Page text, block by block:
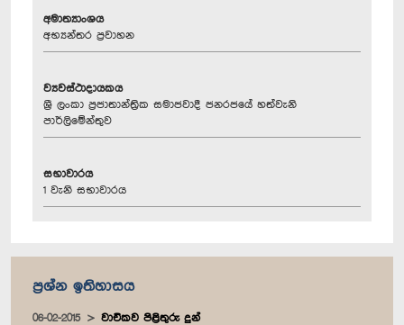
අමාත්‍යාංශය
අභ්‍යන්තර ප්‍රවාහන
ව්‍යවස්ථාදායකය
ශ්‍රී ලංකා ප්‍රජාතාන්ත්‍රික සමාජවාදී ජනරජයේ හත්වැනි
පාර්ලිමේන්තුව
සභාවාරය
1 වැනි සභාවාරය
ප්‍රශ්න ඉතිහාසය
06-02-2015 වාචිකව පිළිතුරු දුන්